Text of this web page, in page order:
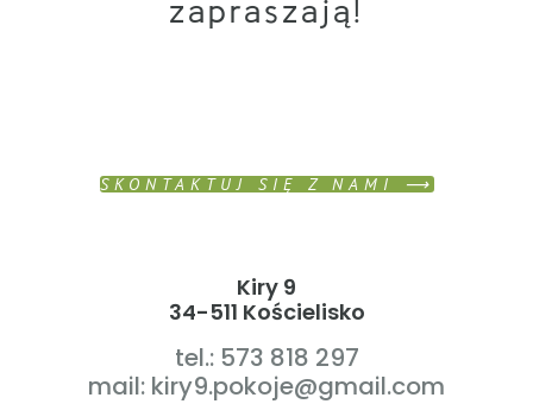
zapraszają!
SKONTAKTUJ SIĘ Z NAMI ⟶
Kiry 9
34-511 Kościelisko
tel.: 573 818 297
mail: kiry9.pokoje@gmail.com